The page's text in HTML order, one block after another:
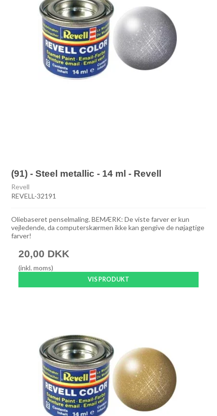
(91) - Steel metallic - 14 ml - Revell
Revell
REVELL-32191
Oliebaseret penselmaling. BEMÆRK: De viste farver er kun
vejledende, da computerskærmen ikke kan gengive de nøjagtige
farver!
20,00 DKK
(inkl. moms)
VIS PRODUKT